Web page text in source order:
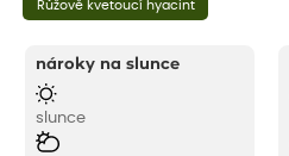
Růžově kvetoucí hyacint
nároky na slunce
slunce